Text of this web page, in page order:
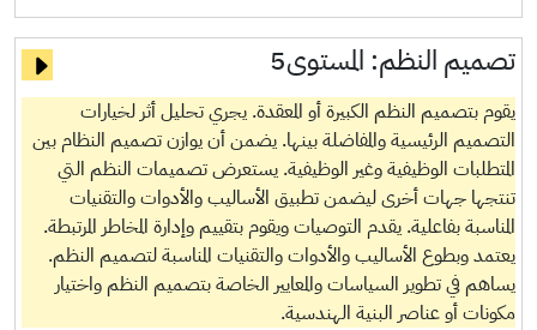
تصميم النظم: المستوى5
يقوم بتصميم النظم الكبيرة أو المعقدة. يجري تحليل أثر لخيارات
التصميم الرئيسية والمفاضلة بينها. يضمن أن يوازن تصميم النظام بين
المتطلبات الوظيفية وغير الوظيفية. يستعرض تصميمات النظم التي
تنتجها جهات أخرى ليضمن تطبيق الأساليب والأدوات والتقنيات
المناسبة بفاعلية. يقدم التوصيات ويقوم بتقييم وإدارة المخاطر المرتبطة.
يعتمد وبطوع الأساليب والأدوات والتقنيات المناسبة لتصميم النظم.
يساهم في تطوير السياسات والمعايير الخاصة بتصميم النظم واختيار
مكونات أو عناصر البنية الهندسية.